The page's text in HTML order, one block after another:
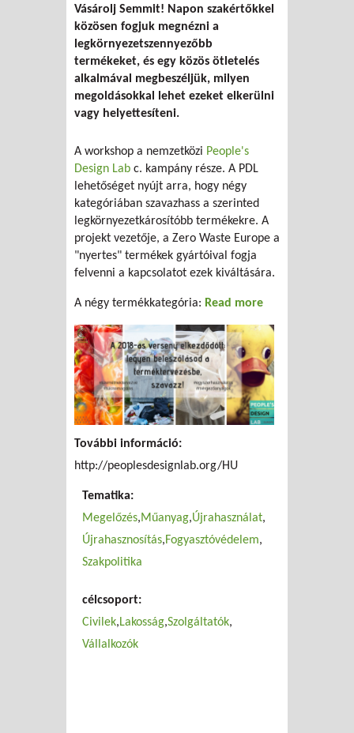
Vásárolj Semmit! Napon szakértőkkel
közösen fogjuk megnézni a
legkörnyezetszennyezőbb
termékeket, és egy közös ötletelés
alkalmával megbeszéljük, milyen
megoldásokkal lehet ezeket elkerülni
vagy helyettesíteni.
A workshop a nemzetközi People's
Design Lab c. kampány része. A PDL
lehetőséget nyújt arra, hogy négy
kategóriában szavazhass a szerinted
legkörnyezetkárosítóbb termékekre. A
projekt vezetője, a Zero Waste Europe a
"nyertes" termékek gyártóival fogja
felvenni a kapcsolatot ezek kiváltására.
A négy termékkategória: Read more
terméktervezés
workshop
További információ:
http://peoplesdesignlab.org/HU
Tematika:
Megelőzés Műanyag Újrahasználat
Újrahasznosítás Fogyasztóvédelem
Szakpolitika
célcsoport:
Civilek Lakosság Szolgáltatók
Vállalkozók